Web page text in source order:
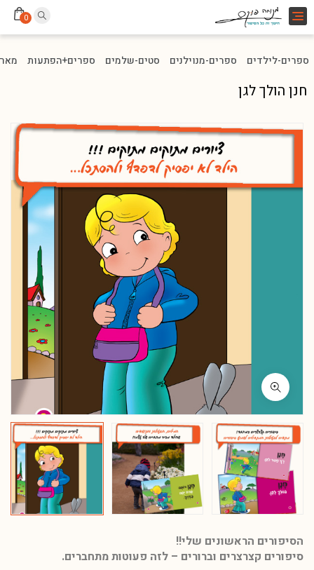
Toggle
navigation
0
ספרים-לילדים ספרים-מנוילנים סטים-שלמים ספרים+הפתעות
חנן הולך לגן
הסיפורים הראשונים שלי!!
סיפורים קצרצרים וברורים – לזה פעוטות מתחברים.